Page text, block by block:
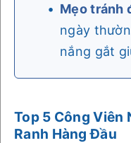
Mẹo tránh
ngày
nắng gắt
Top 5 Công Viên
Ranh Hàng Đầu